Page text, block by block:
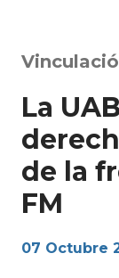
La
de la
FM
07 Octubre